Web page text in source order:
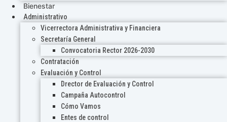
Bienestar
Administrativo
Vicerrectora Administrativa y Financiera
Secretaría General
Convocatoria Rector 2026-2030
Contratación
Evaluación y Control
Drector de Evaluación y Control
Campaña Autocontrol
Cómo Vamos
Entes de control